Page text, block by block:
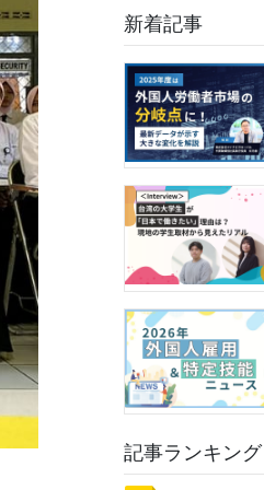
新着記事
記事ランキング